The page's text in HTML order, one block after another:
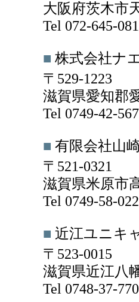
大阪府茨木市
Tel 072-645-
■ 株式会社ナ
〒529-1223
滋賀県愛知郡
Tel 0749-42-
■ 有限会社山
〒521-0321
滋賀県米原市
Tel 0749-58-
■ 近江ユニキ
〒523-0015
滋賀県近江八
Tel 0748-37-